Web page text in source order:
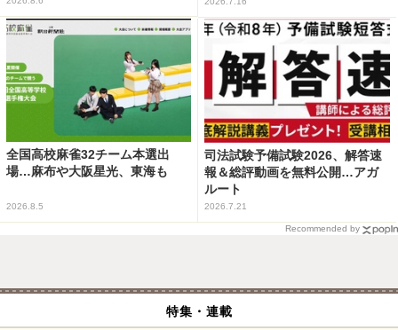
全国高校麻雀32チーム本選出
場…麻布や大阪星光、東海も
2026.8.5
司法試験予備試験2026、解答速
報＆総評動画を無料公開…アガ
ルート
2026.7.21
Recommended by
特集・連載